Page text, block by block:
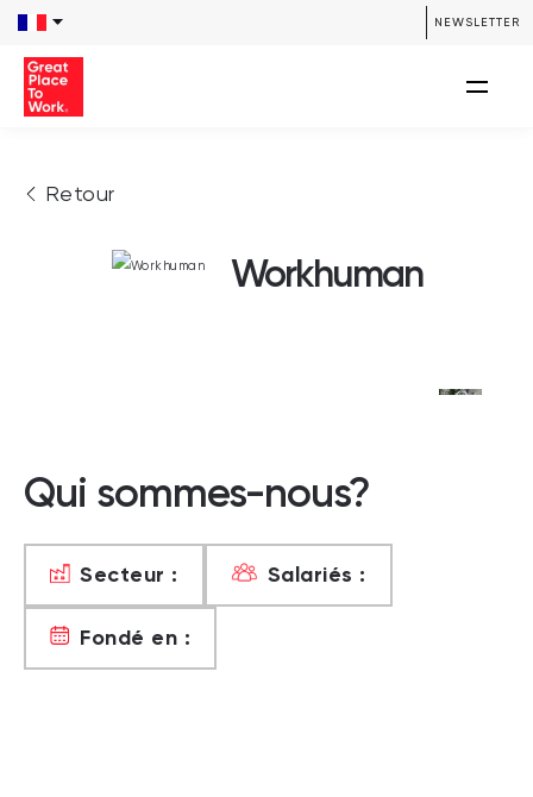
NEWSLETTER
Retour
Workhuman
Qui sommes-nous?
Secteur : Salariés :
Fondé en :